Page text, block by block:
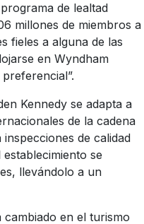
de lealtad
millones de miembros a
fieles a alguna de las
en Wyndham
Kennedy se adapta a
de la cadena
de calidad
se
llevándolo a un
en el turismo